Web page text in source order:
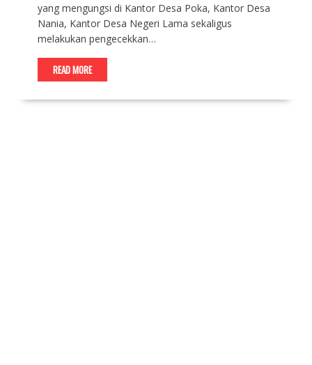
yang mengungsi di Kantor Desa Poka, Kantor Desa
Nania, Kantor Desa Negeri Lama sekaligus
melakukan pengecekkan…
READ MORE